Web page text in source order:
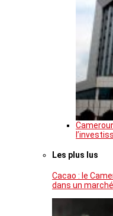
Les plus lus
Cacao : le
dans un